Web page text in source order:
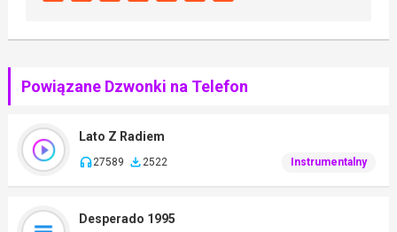
Powiązane Dzwonki na Telefon
Lato Z Radiem
27589 2522 Instrumentalny
Desperado 1995